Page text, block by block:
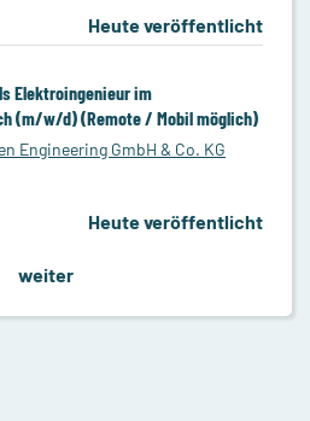
Heute veröffentlicht
Elektroingenieur im
(m/w/d) (Remote / Mobil möglich)
Engineering GmbH & Co. KG
Heute veröffentlicht
weiter